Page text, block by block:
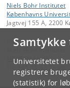
Universitetet
registrere
(statistik) for
Niels Bohr Institutet
Københavns
Jagtvej 155 A, 2200
Kontakt:
Niels Bohr Institutet
NBI@ nbi ku.dk